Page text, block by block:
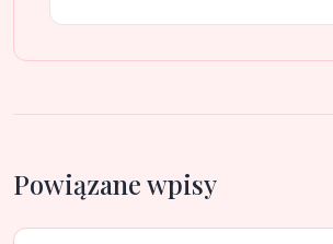
Powiązane wpisy